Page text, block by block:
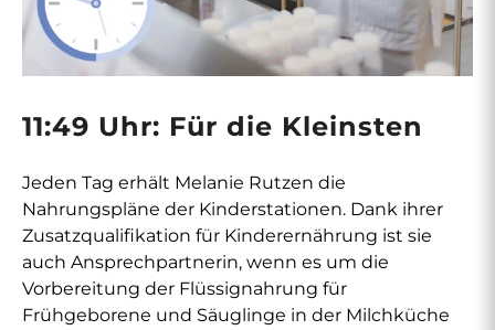
11:49 Uhr: Für die Kleinsten
Jeden Tag erhält Melanie Rutzen die
Nahrungspläne der Kinderstationen. Dank ihrer
Zusatzqualifikation für Kinderernährung ist sie
auch Ansprechpartnerin, wenn es um die
Vorbereitung der Flüssignahrung für
Frühgeborene und Säuglinge in der Milchküche